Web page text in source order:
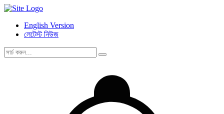
English Version
লেটেস্ট নিউজ